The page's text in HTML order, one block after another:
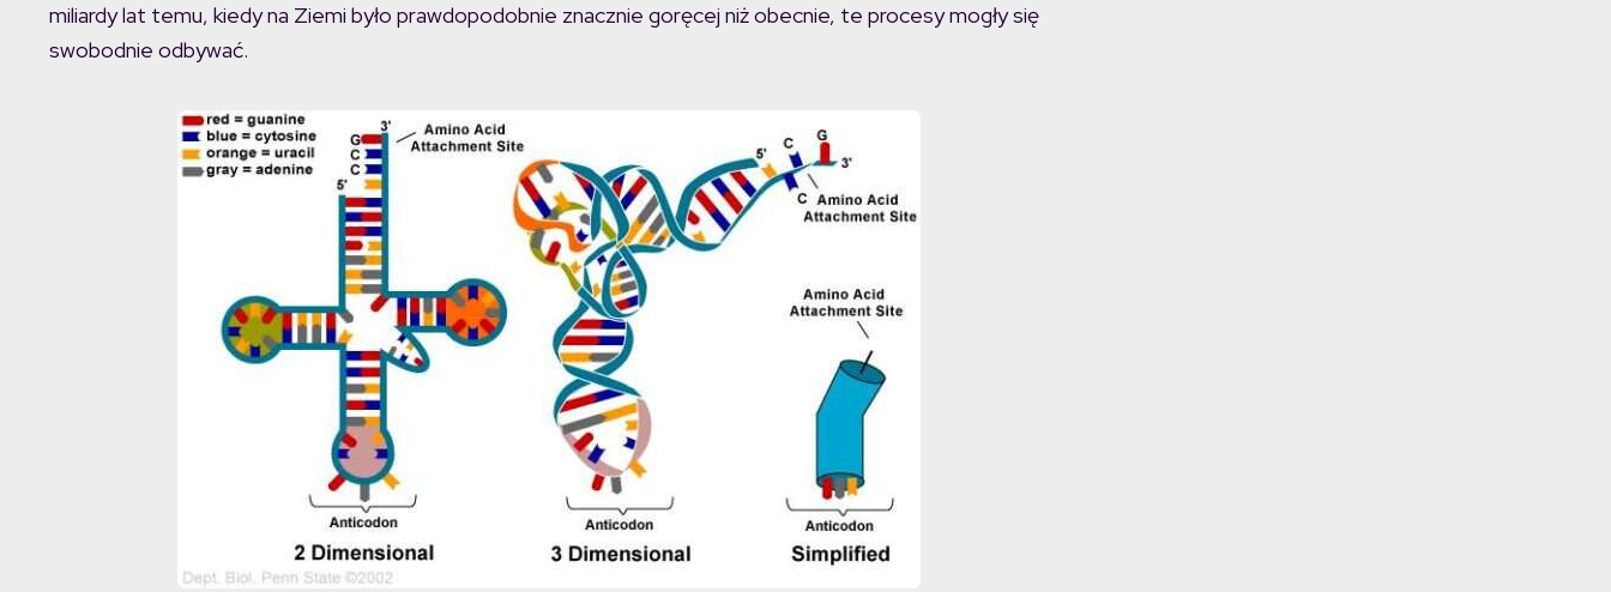
miliardy lat temu, kiedy na Ziemi było prawdopodobnie znacznie goręcej niż obecnie, te procesy mogły się
swobodnie odbywać.